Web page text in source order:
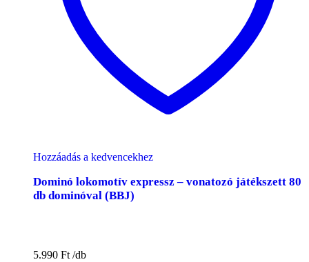
Hozzáadás a kedvencekhez
Dominó lokomotív expressz – vonatozó játékszett 80
db dominóval (BBJ)
5.990 Ft